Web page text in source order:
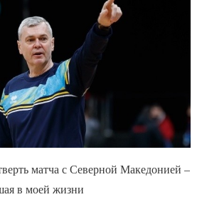
матча с Северной Македонией –
в моей жизни